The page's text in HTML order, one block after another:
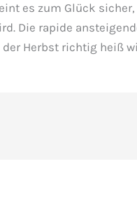
es zum Glück
Die rapide
Herbst richtig heiß